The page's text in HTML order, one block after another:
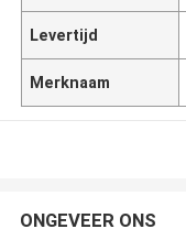
Levertijd
Merknaam
ONGEVEER ONS